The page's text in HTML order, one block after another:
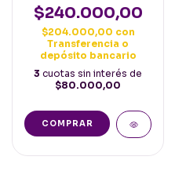
con Flor color Blanca
con Negro
$240.000,00
$204.000,00 con
Transferencia o
depósito bancario
3 cuotas sin interés de
$80.000,00
COMPRAR